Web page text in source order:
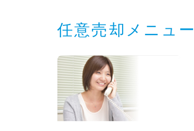
任意売却メニュー